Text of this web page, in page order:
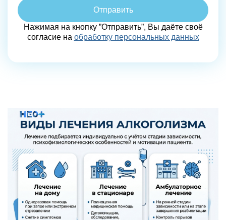
Отправить
Нажимая на кнопку ”Отправить”, Вы даёте своё
согласие на обработку персональных данных